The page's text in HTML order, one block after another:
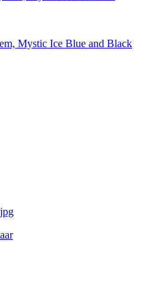
Mystic Ice Blue and Black